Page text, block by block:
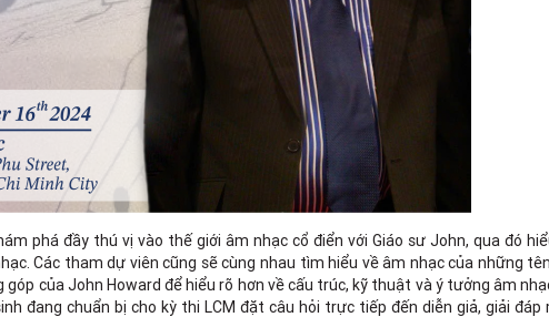
phá đầy thú vị vào thế giới âm nhạc cổ điển với Giáo sư John, qua đó
Các tham dự viên cũng sẽ cùng nhau tìm hiểu về âm nhạc của những
của John Howard để hiểu rõ hơn về cấu trúc, kỹ thuật và ý tưởng âm
đang chuẩn bị cho kỳ thi LCM đặt câu hỏi trực tiếp đến diễn giả, giải đáp